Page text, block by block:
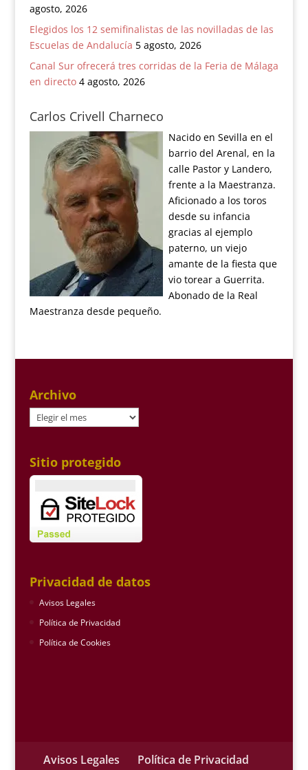
agosto, 2026
Elegidos los 12 semifinalistas de las novilladas de las
Escuelas de Andalucía 5 agosto, 2026
Canal Sur ofrecerá tres corridas de la Feria de Málaga
en directo 4 agosto, 2026
Carlos Crivell Charneco
Nacido en Sevilla en el
barrio del Arenal, en la
calle Pastor y Landero,
frente a la Maestranza.
Aficionado a los toros
desde su infancia
gracias al ejemplo
paterno, un viejo
amante de la fiesta que
vio torear a Guerrita.
Abonado de la Real
Maestranza desde pequeño.
Archivo
Archivo
Sitio protegido
Privacidad de datos
Avisos Legales
Política de Privacidad
Política de Cookies
Avisos Legales
Política de Privacidad